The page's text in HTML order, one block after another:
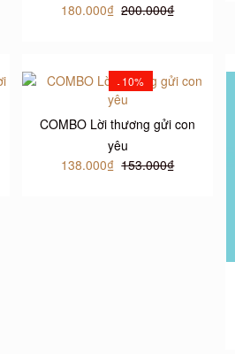
180.000₫ 200.000₫
-10%
COMBO Lời thương gửi con
yêu
138.000₫ 153.000₫